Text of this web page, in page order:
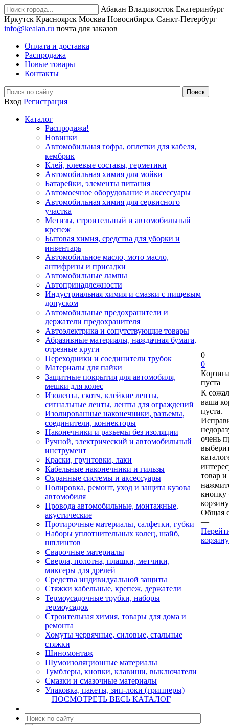
Абакан Владивосток Екатеринбург
Иркутск Красноярск Москва Новосибирск Санкт-Петербург
info@kealan.ru почта для заказов
Оплата и доставка
Распродажа
Новые товары
Контакты
Вход Регистрация
Каталог
Распродажа!
Новинки
Автомобильная гофра, оплетки для кабеля,
кембрик
Клей, клеевые составы, герметики
Автомобильная химия для мойки
Батарейки, элементы питания
Автомоечное оборудование и аксессуары
Автомобильная химия для сервисного
участка
Метизы, строительный и автомобильный
крепеж
Бытовая химия, средства для уборки и
инвентарь
Автомобильное масло, мото масло,
антифризы и присадки
Автомобильные лампы
Автопринадлежности
Индустриальная химия и смазки с пищевым
допуском
Автомобильные предохранители и
держатели предохранителя
Автоэлектрика и сопутствующие товары
Абразивные материалы, наждачная бумага,
отрезные круги
Переходники и соединители трубок
Материалы для пайки
Защитные покрытия для автомобиля,
мешки для колес
Изолента, скотч, клейкие ленты,
сигнальные ленты, ленты для ограждений
Изолированные наконечники, разъемы,
соединители, коннекторы
Наконечники и разъемы без изоляции
Ручной, электрический и автомобильный
инструмент
Краски, грунтовки, лаки
Кабельные наконечники и гильзы
Охранные системы и аксессуары
Полировка, ремонт, уход и защита кузова
автомобиля
Провода автомобильные, монтажные,
акустические
Протирочные материалы, салфетки, губки
Наборы уплотнительных колец, шайб,
шплинтов
Сварочные материалы
Сверла, полотна, плашки, метчики,
миксеры для дрелей
Средства индивидуальной защиты
Стяжки кабельные, крепеж, держатели
Термоусадочные трубки, наборы
термоусадок
Строительная химия, товары для дома и
ремонта
Хомуты червячные, силовые, стальные
стяжки
Шиномонтаж
Шумоизоляционные материалы
Тумблеры, кнопки, клавиши, выключатели
Смазки и смазочные материалы
Упаковка, пакеты, зип-локи (грипперы)
ПОСМОТРЕТЬ ВЕСЬ КАТАЛОГ
0
0
пуста
К
ваша
пуста.
очень
товар и
кнопку
Общая
—
корзину